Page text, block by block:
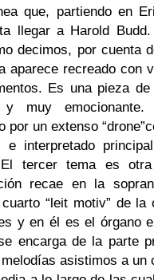
que, partiendo en
llegar a Harold
decimos, por cuenta
aparece recreado con
Es una pieza
y muy
por un extenso
e interpretado
tercer tema es
recae en la
“leit motiv” de
y en él es el órgano
encarga de la parte
asistimos a un